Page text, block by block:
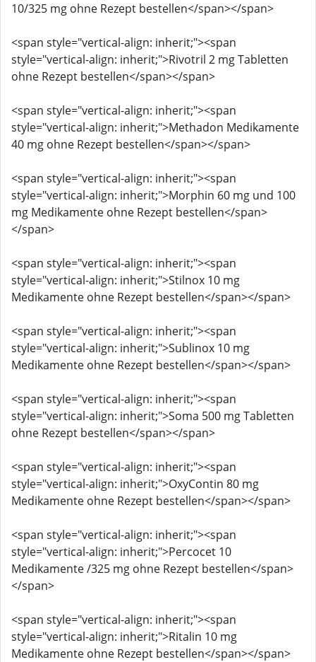
10/325 mg ohne Rezept bestellen</span></span>
<span style="vertical-align: inherit;"><span
style="vertical-align: inherit;">Rivotril 2 mg Tabletten
ohne Rezept bestellen</span></span>
<span style="vertical-align: inherit;"><span
style="vertical-align: inherit;">Methadon Medikamente
40 mg ohne Rezept bestellen</span></span>
<span style="vertical-align: inherit;"><span
style="vertical-align: inherit;">Morphin 60 mg und 100
mg Medikamente ohne Rezept bestellen</span>
</span>
<span style="vertical-align: inherit;"><span
style="vertical-align: inherit;">Stilnox 10 mg
Medikamente ohne Rezept bestellen</span></span>
<span style="vertical-align: inherit;"><span
style="vertical-align: inherit;">Sublinox 10 mg
Medikamente ohne Rezept bestellen</span></span>
<span style="vertical-align: inherit;"><span
style="vertical-align: inherit;">Soma 500 mg Tabletten
ohne Rezept bestellen</span></span>
<span style="vertical-align: inherit;"><span
style="vertical-align: inherit;">OxyContin 80 mg
Medikamente ohne Rezept bestellen</span></span>
<span style="vertical-align: inherit;"><span
style="vertical-align: inherit;">Percocet 10
Medikamente /325 mg ohne Rezept bestellen</span>
</span>
<span style="vertical-align: inherit;"><span
style="vertical-align: inherit;">Ritalin 10 mg
Medikamente ohne Rezept bestellen</span></span>